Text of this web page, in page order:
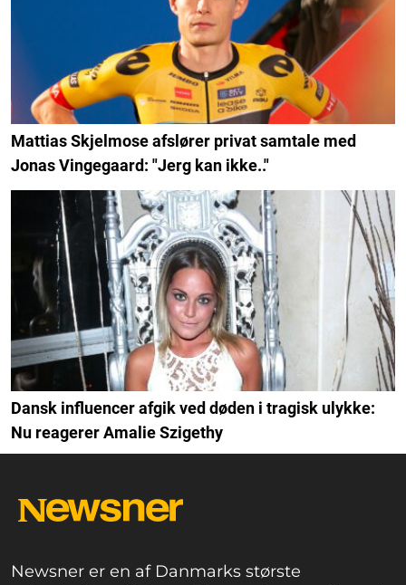
Mattias Skjelmose afslører privat samtale med
Jonas Vingegaard: "Jerg kan ikke.."
Dansk influencer afgik ved døden i tragisk ulykke:
Nu reagerer Amalie Szigethy
Newsner er en af Danmarks største